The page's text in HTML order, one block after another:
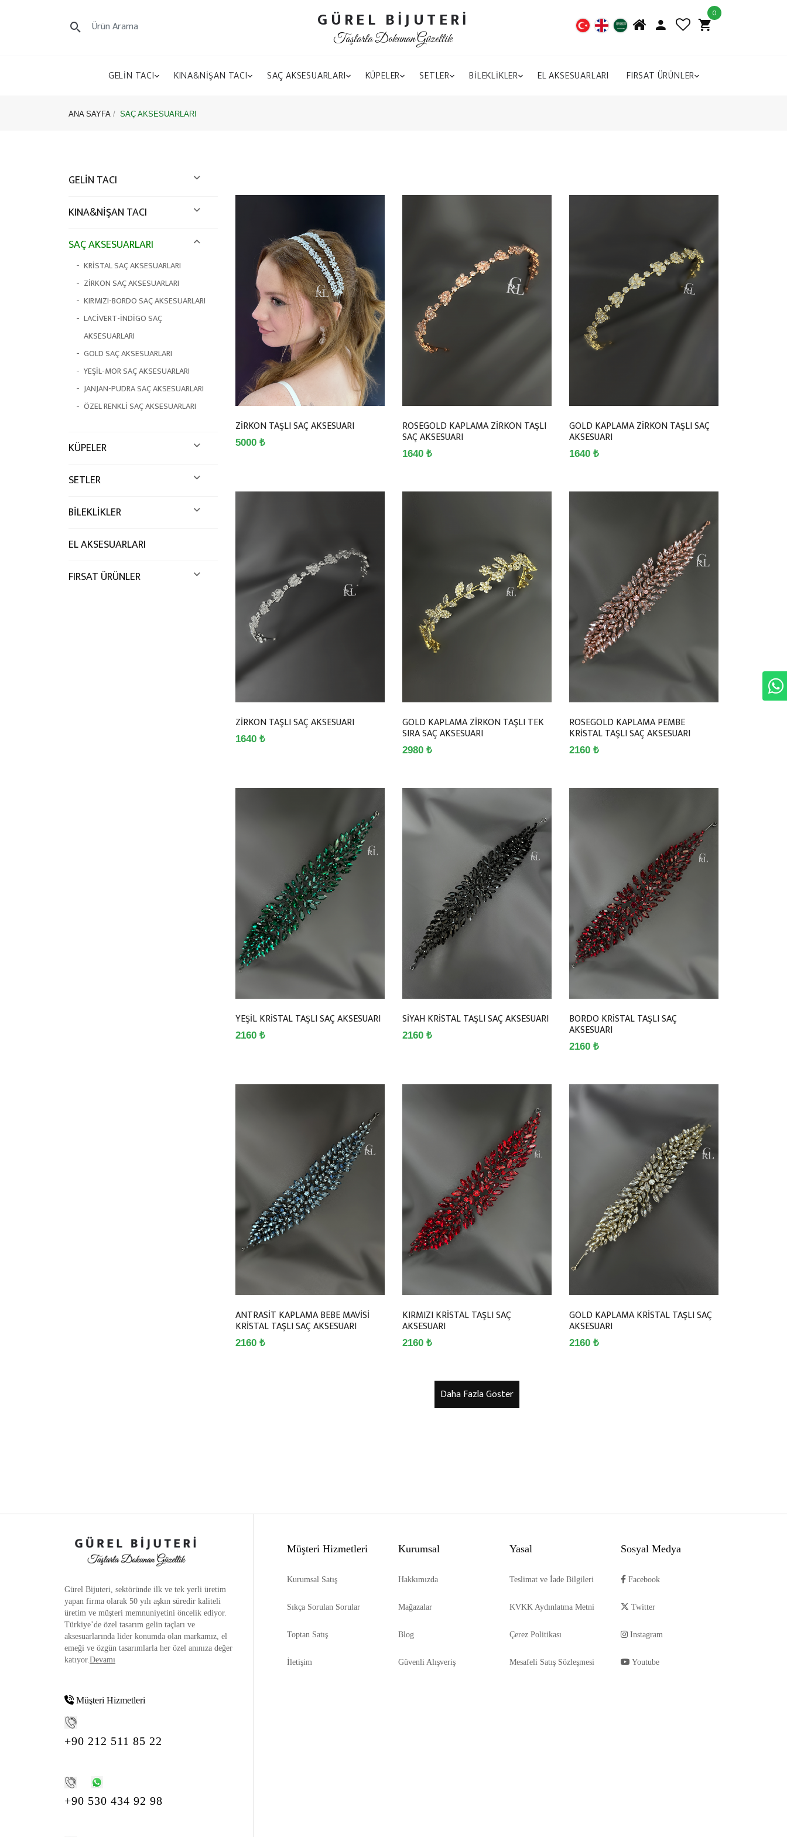
GÜREL BİJUTERİ
Taşlarla Dokunan Güzellik
0
GELİN TACI KINA&NİŞAN TACI SAÇ AKSESUARLARI KÜPELER SETLER BİLEKLİKLER EL AKSESUARLARI FIRSAT ÜRÜNLER
ANA SAYFA SAÇ AKSESUARLARI
GELİN TACI
KINA&NİŞAN TACI
SAÇ AKSESUARLARI
KRİSTAL SAÇ AKSESUARLARI
ZİRKON SAÇ AKSESUARLARI
KIRMIZI-BORDO SAÇ AKSESUARLARI
LACİVERT-İNDİGO SAÇ
AKSESUARLARI
GOLD SAÇ AKSESUARLARI
YEŞİL-MOR SAÇ AKSESUARLARI
JANJAN-PUDRA SAÇ AKSESUARLARI
ÖZEL RENKLİ SAÇ AKSESUARLARI
KÜPELER
SETLER
BİLEKLİKLER
EL AKSESUARLARI
FIRSAT ÜRÜNLER
ZİRKON TAŞLI SAÇ AKSESUARI
5000 ₺
ROSEGOLD KAPLAMA ZİRKON TAŞLI
SAÇ AKSESUARI
1640 ₺
GOLD KAPLAMA ZİRKON TAŞLI SAÇ
AKSESUARI
1640 ₺
ZİRKON TAŞLI SAÇ AKSESUARI
1640 ₺
GOLD KAPLAMA ZİRKON TAŞLI TEK
SIRA SAÇ AKSESUARI
2980 ₺
ROSEGOLD KAPLAMA PEMBE
KRİSTAL TAŞLI SAÇ AKSESUARI
2160 ₺
YEŞİL KRİSTAL TAŞLI SAÇ AKSESUARI
2160 ₺
SİYAH KRİSTAL TAŞLI SAÇ AKSESUARI
2160 ₺
BORDO KRİSTAL TAŞLI SAÇ
AKSESUARI
2160 ₺
ANTRASİT KAPLAMA BEBE MAVİSİ
KRİSTAL TAŞLI SAÇ AKSESUARI
2160 ₺
KIRMIZI KRİSTAL TAŞLI SAÇ
AKSESUARI
2160 ₺
GOLD KAPLAMA KRİSTAL TAŞLI SAÇ
AKSESUARI
2160 ₺
Gürel Bijuteri, sektöründe ilk ve tek yerli üretim
yapan firma olarak 50 yılı aşkın süredir kaliteli
üretim ve müşteri memnuniyetini öncelik ediyor.
Türkiye’de özel tasarım gelin taçları ve
aksesuarlarında lider konumda olan markamız, el
emeği ve özgün tasarımlarla her özel anınıza değer
katıyor.Devamı
Müşteri Hizmetleri
+90 212 511 85 22
+90 530 434 92 98
Müşteri Hizmetleri
Kurumsal Satış
Sıkça Sorulan Sorular
Toptan Satış
İletişim
Kurumsal
Hakkımızda
Mağazalar
Blog
Güvenli Alışveriş
Yasal
Teslimat ve İade Bilgileri
KVKK Aydınlatma Metni
Çerez Politikası
Mesafeli Satış Sözleşmesi
Sosyal Medya
Facebook
Twitter
Instagram
Youtube